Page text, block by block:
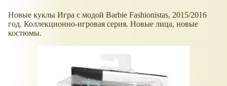
Новые куклы Игра с модой Barbie Fashionistas, 2015/2016
год. Коллекционно-игровая серия. Новые лица, новые
костюмы.